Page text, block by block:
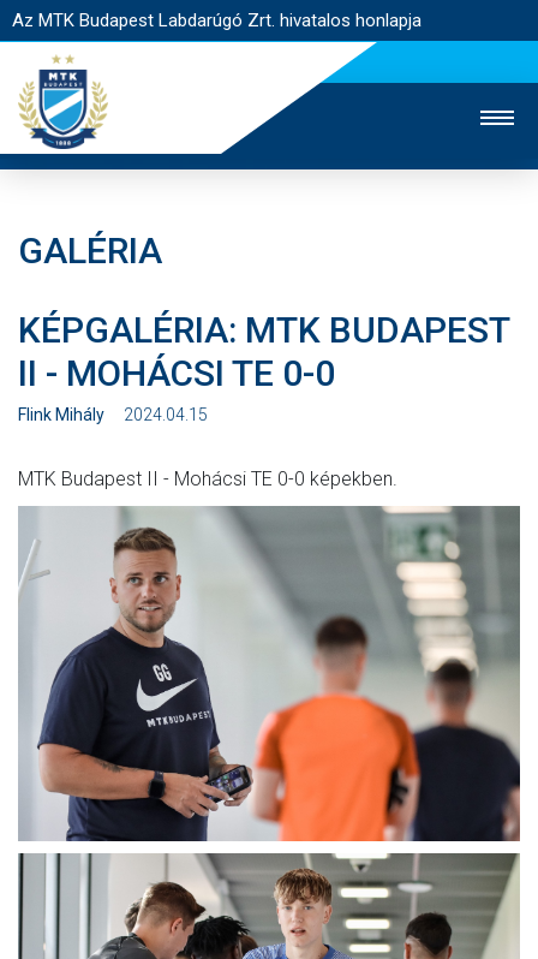
Az MTK Budapest Labdarúgó Zrt. hivatalos honlapja
JEGYÉRTÉKESÍTÉS
WEBSHOP
STADION
EGYESÜLET
KAPCSOLAT
HÍREK
CSAPATOK
MÉRKŐZÉSEK
KLUB
SZURKOLÓI ÉLMÉNYEK
AKKREDITÁCIÓ
GALÉRIA
KÉPGALÉRIA: MTK BUDAPEST
II - MOHÁCSI TE 0-0
Flink Mihály 2024.04.15
MTK Budapest II - Mohácsi TE 0-0 képekben.